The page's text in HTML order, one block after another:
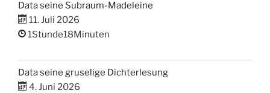
Data seine Subraum-Madeleine
11. Juli 2026
1Stunde18Minuten
Data seine gruselige Dichterlesung
4. Juni 2026